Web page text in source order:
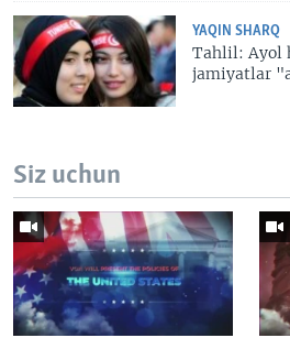
YAQIN SHARQ
Tahlil: Ayol
jamiyatlar
Siz uchun